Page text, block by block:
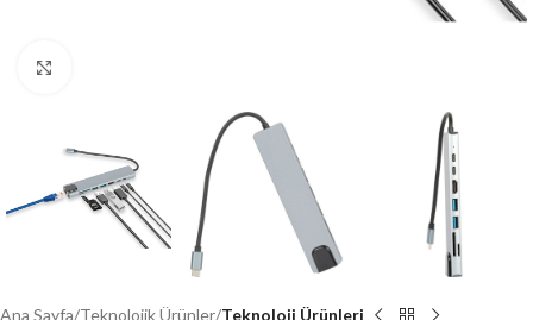
Ana Sayfa Teknolojik Ürünler Teknoloji Ürünleri